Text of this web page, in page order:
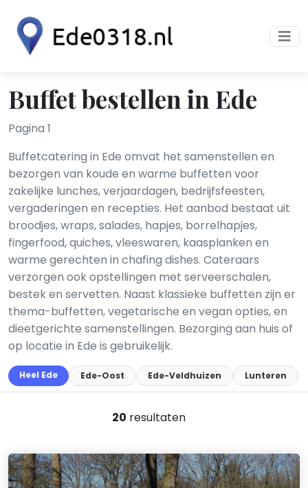
Buffet bestellen in Ede
Pagina 1
Buffetcatering in Ede omvat het samenstellen en
bezorgen van koude en warme buffetten voor
zakelijke lunches, verjaardagen, bedrijfsfeesten,
vergaderingen en recepties. Het aanbod bestaat uit
broodjes, wraps, salades, hapjes, borrelhapjes,
fingerfood, quiches, vleeswaren, kaasplanken en
warme gerechten in chafing dishes. Cateraars
verzorgen ook opstellingen met serveerschalen,
bestek en servetten. Naast klassieke buffetten zijn er
thema-buffetten, vegetarische en vegan opties, en
dieetgerichte samenstellingen. Bezorging aan huis of
op locatie in Ede is gebruikelijk.
Heel Ede Ede-Oost Ede-Veldhuizen Lunteren
20 resultaten